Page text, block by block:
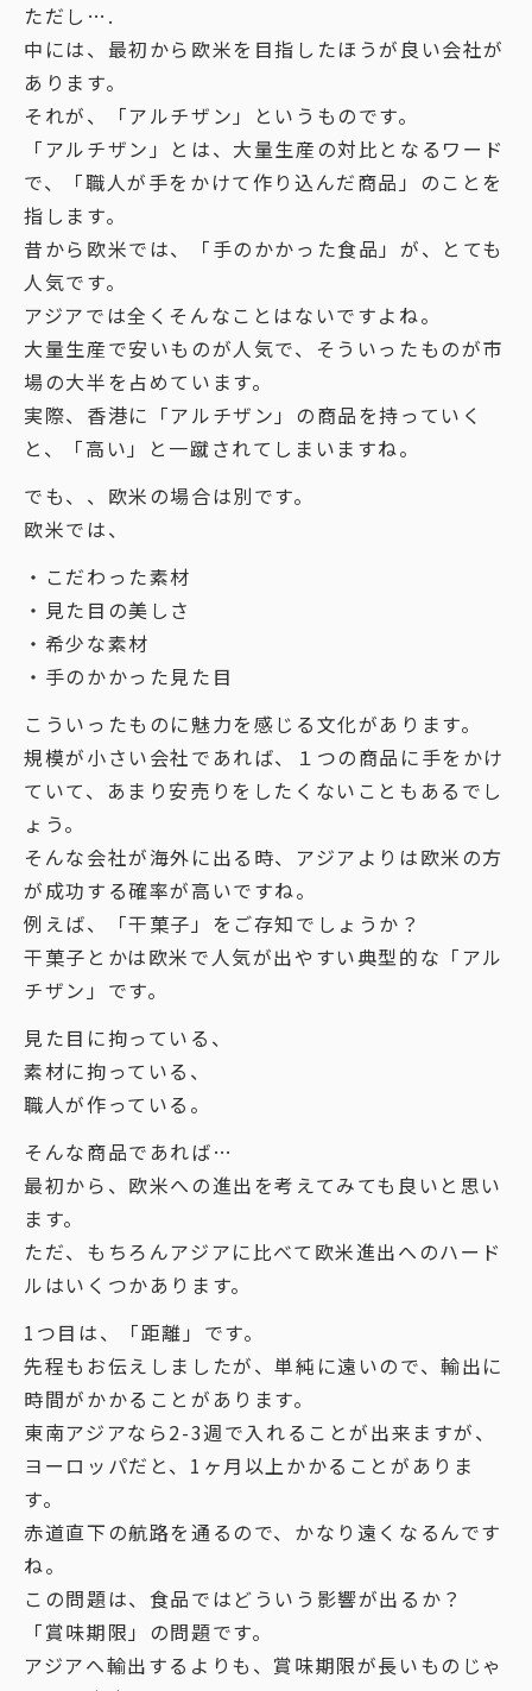
ただし….
中には、最初から欧米を目指したほうが良い会社が
あります。
それが、「アルチザン」というものです。
「アルチザン」とは、大量生産の対比となるワード
で、「職人が手をかけて作り込んだ商品」のことを
指します。
昔から欧米では、「手のかかった食品」が、とても
人気です。
アジアでは全くそんなことはないですよね。
大量生産で安いものが人気で、そういったものが市
場の大半を占めています。
実際、香港に「アルチザン」の商品を持っていく
と、「高い」と一蹴されてしまいますね。
でも、、欧米の場合は別です。
欧米では、
・こだわった素材
・見た目の美しさ
・希少な素材
・手のかかった見た目
こういったものに魅力を感じる文化があります。
規模が小さい会社であれば、１つの商品に手をかけ
ていて、あまり安売りをしたくないこともあるでし
ょう。
そんな会社が海外に出る時、アジアよりは欧米の方
が成功する確率が高いですね。
例えば、「干菓子」をご存知でしょうか？
干菓子とかは欧米で人気が出やすい典型的な「アル
チザン」です。
見た目に拘っている、
素材に拘っている、
職人が作っている。
そんな商品であれば…
最初から、欧米への進出を考えてみても良いと思い
ます。
ただ、もちろんアジアに比べて欧米進出へのハード
ルはいくつかあります。
1つ目は、「距離」です。
先程もお伝えしましたが、単純に遠いので、輸出に
時間がかかることがあります。
東南アジアなら2-3週で入れることが出来ますが、
ヨーロッパだと、1ヶ月以上かかることがありま
す。
赤道直下の航路を通るので、かなり遠くなるんです
ね。
この問題は、食品ではどういう影響が出るか？
「賞味期限」の問題です。
アジアへ輸出するよりも、賞味期限が長いものじゃ